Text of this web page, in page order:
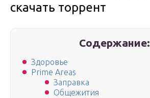
скачать торрент
Содержание:
Здоровье
Prime Areas
Заправка
Общежития